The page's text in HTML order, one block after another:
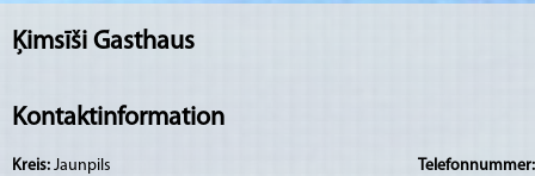
Ķimsīši Gasthaus
Kontaktinformation
Kreis: Jaunpils